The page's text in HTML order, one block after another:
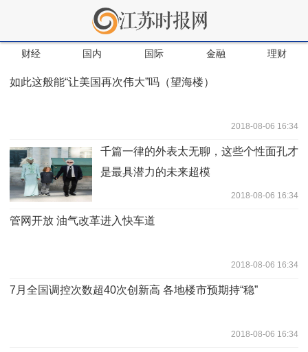
财经 国内 国际 金融 理财
如此这般能“让美国再次伟大”吗（望海楼）
2018-08-06 16:34
千篇一律的外表太无聊，这些个性面孔才
是最具潜力的未来超模
2018-08-06 16:34
管网开放 油气改革进入快车道
2018-08-06 16:34
7月全国调控次数超40次创新高 各地楼市预期持“稳”
2018-08-06 16:34